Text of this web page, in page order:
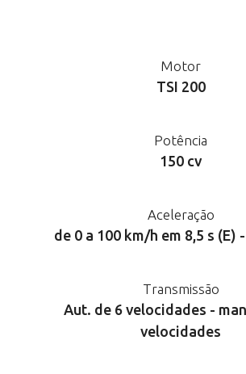
Motor
TSI 200
Potência
150 cv
Aceleração
de 0 a 100 km/h em 8,5 s (E)
Transmissão
Aut. de 6 velocidades -
velocidades